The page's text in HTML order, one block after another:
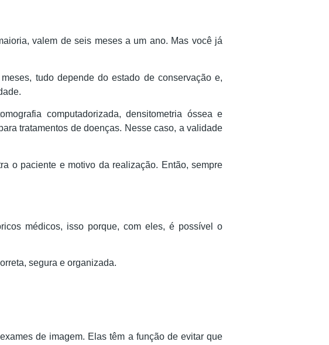
valem de seis meses a um ano. Mas você já
tudo depende do estado de conservação e,
computadorizada, densitometria óssea e
tratamentos de doenças. Nesse caso, a validade
o paciente e motivo da realização. Então, sempre
médicos, isso porque, com eles, é possível o
segura e organizada.
de imagem. Elas têm a função de evitar que